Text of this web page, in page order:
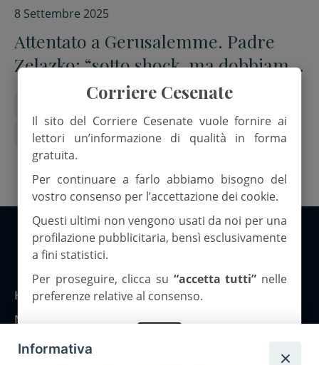
8 Settembre 2025
Attentato a Gerusalemme. Padre
Zelazko: “sotto shock, ma dobbiamo
restare umani”
Israele Padre Zelako
Copyright 2026 ©Corriere Cesenate
Home
Notizie
Rubriche
Corriere Cesenate
Il sito del Corriere Cesenate vuole fornire ai
lettori un’informazione di qualità in forma
gratuita.
Per continuare a farlo abbiamo bisogno del
vostro consenso per l’accettazione dei cookie.
Questi ultimi non vengono usati da noi per una
profilazione pubblicitaria, bensì esclusivamente
a fini statistici.
Per proseguire, clicca su “accetta tutti” nelle
preferenze relative al consenso.
Informativa